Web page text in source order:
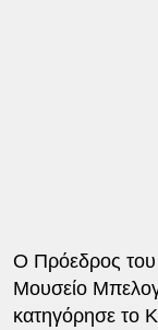
Ο Πρόεδρος
Μουσείο
κατηγόρησε το